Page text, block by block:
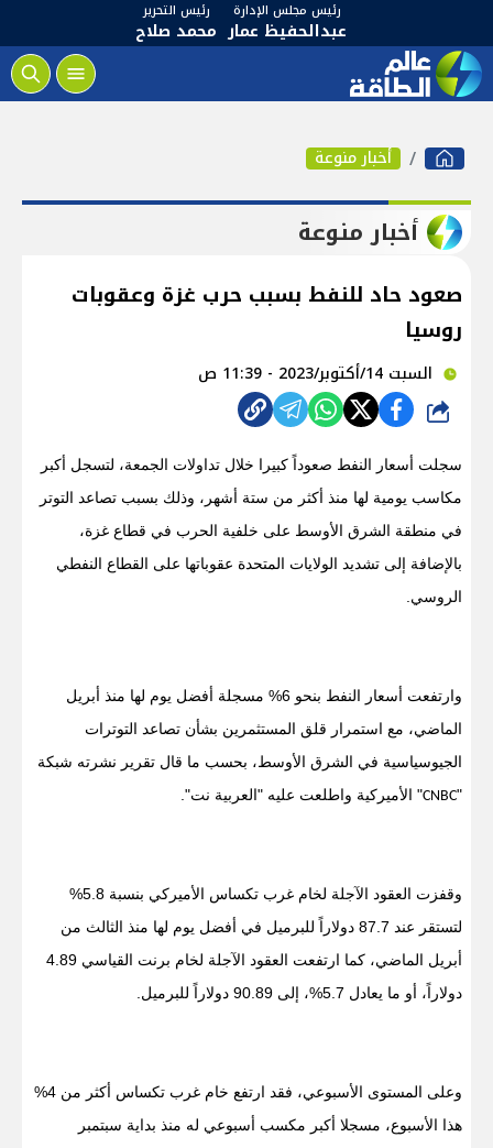
رئيس مجلس الإدارة
عبدالحفيظ عمار
رئيس التحرير
محمد صلاح
أخبار منوعة
أخبار منوعة
صعود حاد للنفط بسبب حرب غزة وعقوبات
روسيا
السبت 14/أكتوبر/2023 - 11:39 ص
شارك
سجلت أسعار النفط صعوداً كبيرا خلال تداولات الجمعة، لتسجل أكبر
مكاسب يومية لها منذ أكثر من ستة أشهر، وذلك بسبب تصاعد التوتر
في منطقة الشرق الأوسط على خلفية الحرب في قطاع غزة،
بالإضافة إلى تشديد الولايات المتحدة عقوباتها على القطاع النفطي
الروسي.
وارتفعت أسعار النفط بنحو 6% مسجلة أفضل يوم لها منذ أبريل
الماضي، مع استمرار قلق المستثمرين بشأن تصاعد التوترات
الجيوسياسية في الشرق الأوسط، بحسب ما قال تقرير نشرته شبكة
"
CNBC" الأميركية واطلعت عليه "العربية نت".
وقفزت العقود الآجلة لخام غرب تكساس الأميركي بنسبة 5.8%
لتستقر عند 87.7 دولاراً للبرميل في أفضل يوم لها منذ الثالث من
أبريل الماضي، كما ارتفعت العقود الآجلة لخام برنت القياسي 4.89
دولاراً، أو ما يعادل 5.7%، إلى 90.89 دولاراً للبرميل.
وعلى المستوى الأسبوعي، فقد ارتفع خام غرب تكساس أكثر من 4%
هذا الأسبوع، مسجلا أكبر مكسب أسبوعي له منذ بداية سبتمبر